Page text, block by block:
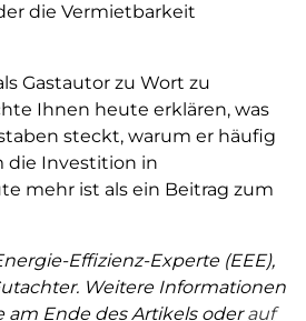
die Vermietbarkeit
Gastautor zu Wort zu
Ihnen heute erklären, was
steckt, warum er häufig
die Investition in
mehr ist als ein Beitrag zum
Effizienz-Experte (EEE),
Weitere Informationen
am Ende des Artikels oderauf